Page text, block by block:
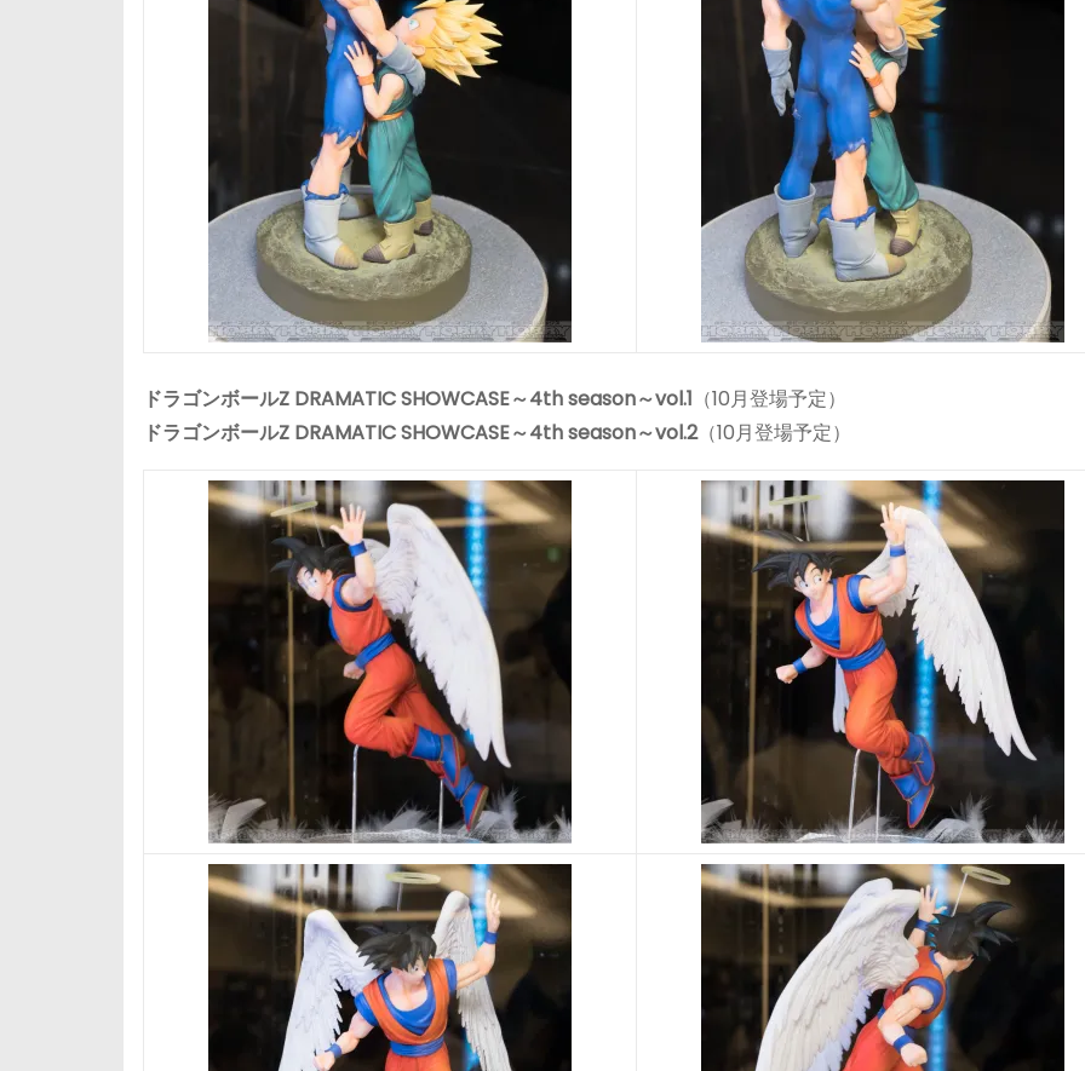
ドラゴンボールZ DRAMATIC SHOWCASE～4th season～vol.1 （10月登場予定）
ドラゴンボールZ DRAMATIC SHOWCASE～4th season～vol.2（10月登場予定）